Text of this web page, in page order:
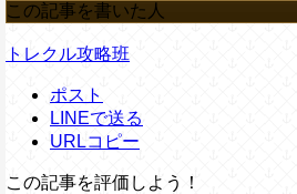
この記事を書いた人
トレクル攻略班
ポスト
LINEで送る
URLコピー
この記事を評価しよう！